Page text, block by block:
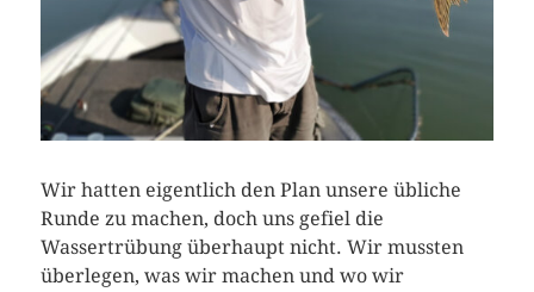
Wir hatten eigentlich den Plan unsere übliche
Runde zu machen, doch uns gefiel die
Wassertrübung überhaupt nicht. Wir mussten
überlegen, was wir machen und wo wir